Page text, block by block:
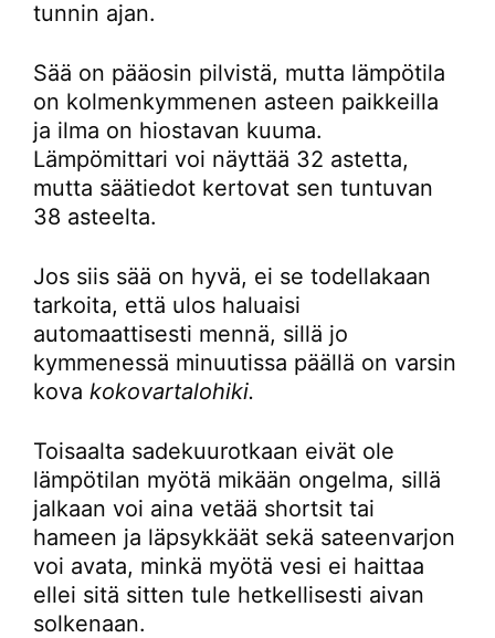
tunnin ajan.
Sää on pääosin pilvistä, mutta lämpötila
on kolmenkymmenen asteen paikkeilla
ja ilma on hiostavan kuuma.
Lämpömittari voi näyttää 32 astetta,
mutta säätiedot kertovat sen tuntuvan
38 asteelta.
Jos siis sää on hyvä, ei se todellakaan
tarkoita, että ulos haluaisi
automaattisesti mennä, sillä jo
kymmenessä minuutissa päällä on varsin
kova kokovartalohiki.
Toisaalta sadekuurotkaan eivät ole
lämpötilan myötä mikään ongelma, sillä
jalkaan voi aina vetää shortsit tai
hameen ja läpsykkäät sekä sateenvarjon
voi avata, minkä myötä vesi ei haittaa
ellei sitä sitten tule hetkellisesti aivan
solkenaan.